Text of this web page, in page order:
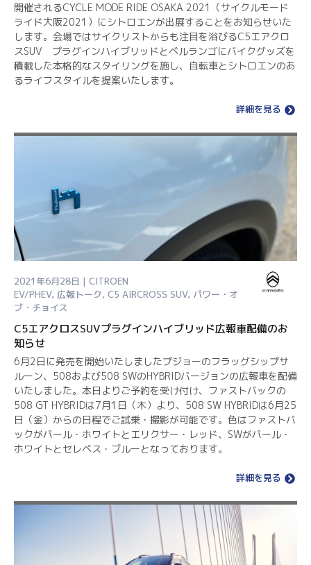
開催されるCYCLE MODE RIDE OSAKA 2021（サイクルモード
ライド大阪2021）にシトロエンが出展することをお知らせいた
します。会場ではサイクリストからも注目を浴びるC5エアクロ
スSUV プラグインハイブリッドとベルランゴにバイクグッズを
積載した本格的なスタイリングを施し、自転車とシトロエンのあ
るライフスタイルを提案いたします。
詳細を見る
2021年6月28日 | CITROEN
EV/PHEV, 広報トーク, C5 AIRCROSS SUV, パワー・オ
ブ・チョイス
C5エアクロスSUVプラグインハイブリッド広報車配備のお
知らせ
6月2日に発売を開始いたしましたプジョーのフラッグシップサ
ルーン、508および508 SWのHYBRIDバージョンの広報車を配備
いたしました。本日よりご予約を受け付け、ファストバックの
508 GT HYBRIDは7月1日（木）より、508 SW HYBRIDは6月25
日（金）からの日程でご試乗・撮影が可能です。色はファストバ
ックがパール・ホワイトとエリクサー・レッド、SWがパール・
ホワイトとセレベス・ブルーとなっております。
詳細を見る